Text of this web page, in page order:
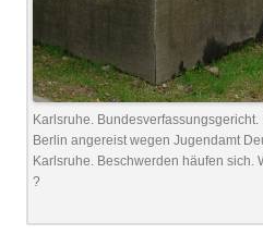
Karlsruhe.
Berlin angereist wegen Jugendamt
Karlsruhe. Beschwerden häufen sich.
?